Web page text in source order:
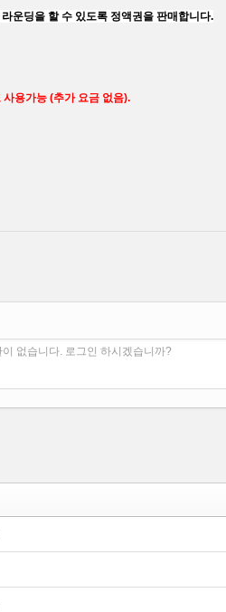
운딩을 할 수 있도록 정액권을 판매합니다.
용가능 (추가 요금 없음).
없습니다. 로그인 하시겠습니까?
케치북5
케치북5